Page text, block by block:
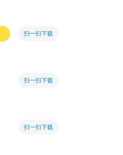
扫一扫下载
扫一扫下载
扫一扫下载